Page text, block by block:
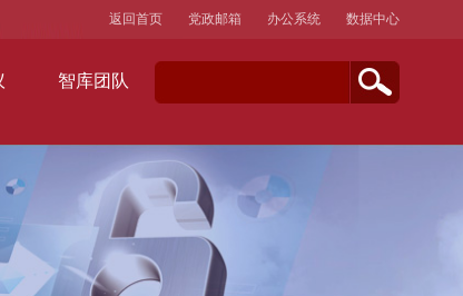
智库团队
返回首页 党政邮箱 办公系统 数据中心